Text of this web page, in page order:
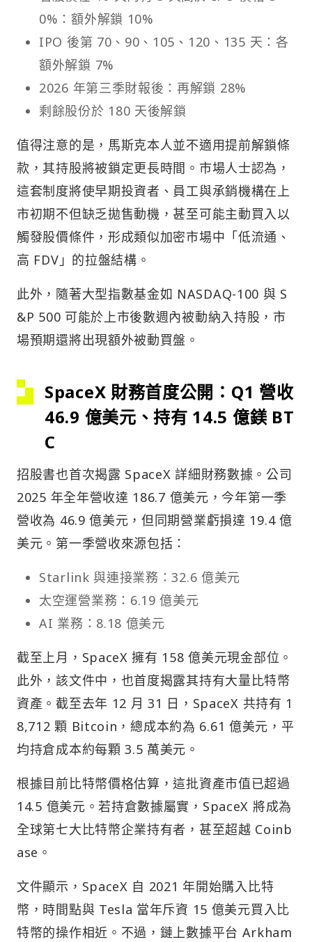
0%：額外解鎖 10%
IPO 後第 70、90、105、120、135 天：各
額外解鎖 7%
2026 年第三季財報後：再解鎖 28%
剩餘股份於 180 天後解鎖
值得注意的是，馬斯克本人並不適用提前解鎖條
款，其持股將被鎖定更長時間。市場人士認為，
這套制度將使早期投資者、員工與承銷機構在上
市初期不但缺乏拋售動機，甚至可能主動買入以
觸發股價條件，形成類似加密市場中「低流通、
高 FDV」的拉盤結構。
此外，隨著大型指數基金如 NASDAQ-100 與 S
&P 500 可能於上市後數週內被動納入持股，市
場預期還將出現額外被動買盤。
SpaceX 財務首度公開：Q1 營收
46.9 億美元、持有 14.5 億鎂 BT
C
招股書也首次揭露 SpaceX 詳細財務數據。公司
2025 年全年營收達 186.7 億美元，今年第一季
營收為 46.9 億美元，但同期營業虧損達 19.4 億
美元。第一季營收來源包括：
Starlink 與連接業務：32.6 億美元
太空運營業務：6.19 億美元
AI 業務：8.18 億美元
截至上月，SpaceX 擁有 158 億美元現金部位。
此外，該文件中，也首度揭露其持有大量比特幣
資產。截至去年 12 月 31 日，SpaceX 共持有 1
8,712 顆 Bitcoin，總成本約為 6.61 億美元，平
均持倉成本約每顆 3.5 萬美元。
根據目前比特幣價格估算，這批資產市值已超過
14.5 億美元。若持倉數據屬實，SpaceX 將成為
全球第七大比特幣企業持有者，甚至超越 Coinb
ase。
文件顯示，SpaceX 自 2021 年開始購入比特
幣，時間點與 Tesla 當年斥資 15 億美元買入比
特幣的操作相近。不過，鏈上數據平台 Arkham